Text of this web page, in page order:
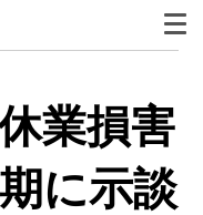
業損害
に示談